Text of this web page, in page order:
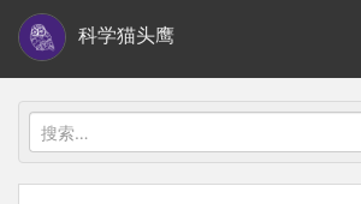
i
科学猫头鹰
搜
索：